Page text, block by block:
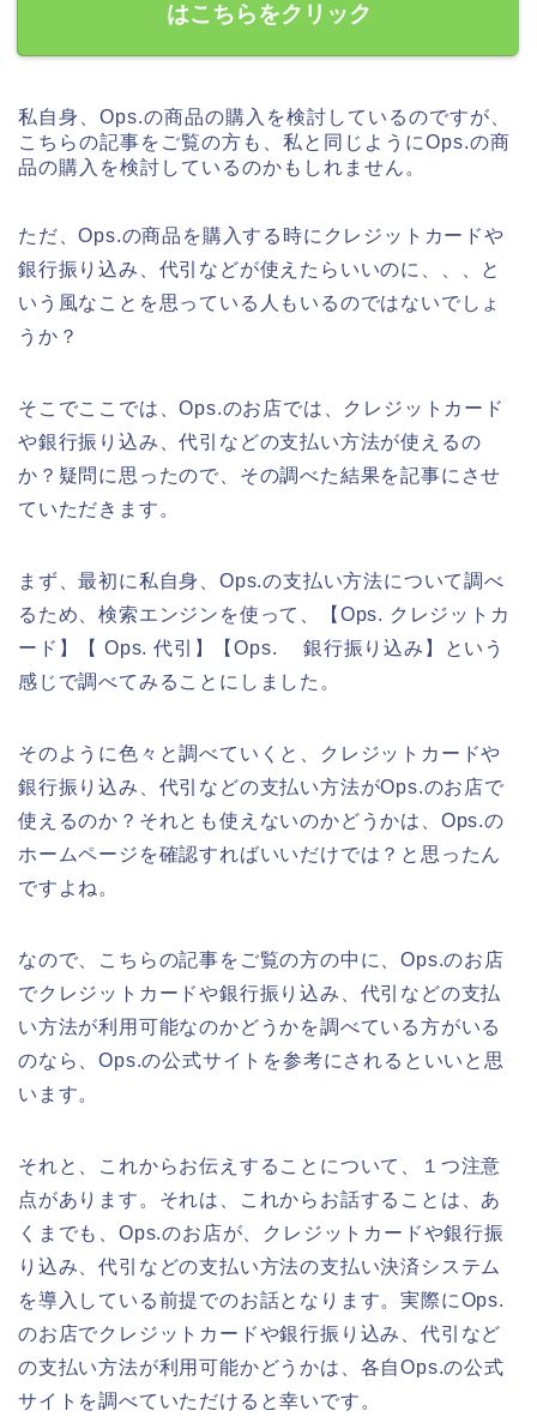
はこちらをクリック
私自身、Ops.の商品の購入を検討しているのですが、
こちらの記事をご覧の方も、私と同じようにOps.の商
品の購入を検討しているのかもしれません。
ただ、Ops.の商品を購入する時にクレジットカードや
銀行振り込み、代引などが使えたらいいのに、、、と
いう風なことを思っている人もいるのではないでしょ
うか？
そこでここでは、Ops.のお店では、クレジットカード
や銀行振り込み、代引などの支払い方法が使えるの
か？疑問に思ったので、その調べた結果を記事にさせ
ていただきます。
まず、最初に私自身、Ops.の支払い方法について調べ
るため、検索エンジンを使って、【Ops. クレジットカ
ード】【 Ops. 代引】【Ops. 銀行振り込み】という
感じで調べてみることにしました。
そのように色々と調べていくと、クレジットカードや
銀行振り込み、代引などの支払い方法がOps.のお店で
使えるのか？それとも使えないのかどうかは、Ops.の
ホームページを確認すればいいだけでは？と思ったん
ですよね。
なので、こちらの記事をご覧の方の中に、Ops.のお店
でクレジットカードや銀行振り込み、代引などの支払
い方法が利用可能なのかどうかを調べている方がいる
のなら、Ops.の公式サイトを参考にされるといいと思
います。
それと、これからお伝えすることについて、１つ注意
点があります。それは、これからお話することは、あ
くまでも、Ops.のお店が、クレジットカードや銀行振
り込み、代引などの支払い方法の支払い決済システム
を導入している前提でのお話となります。実際にOps.
のお店でクレジットカードや銀行振り込み、代引など
の支払い方法が利用可能かどうかは、各自Ops.の公式
サイトを調べていただけると幸いです。